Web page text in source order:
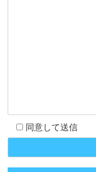
同意して送信